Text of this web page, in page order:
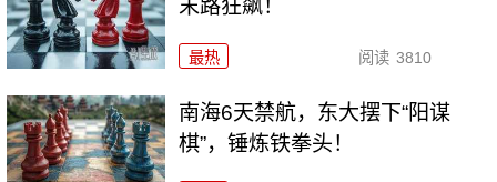
末路狂飙！
最热 阅读 3810
南海6天禁航，东大摆下“阳谋
棋”，锤炼铁拳头！